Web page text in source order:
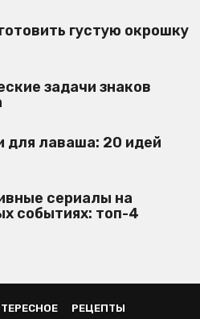
густую окрошку
задачи знаков
для лаваша: 20 идей
сериалы на
событиях: топ-4
РЕЦЕПТЫ